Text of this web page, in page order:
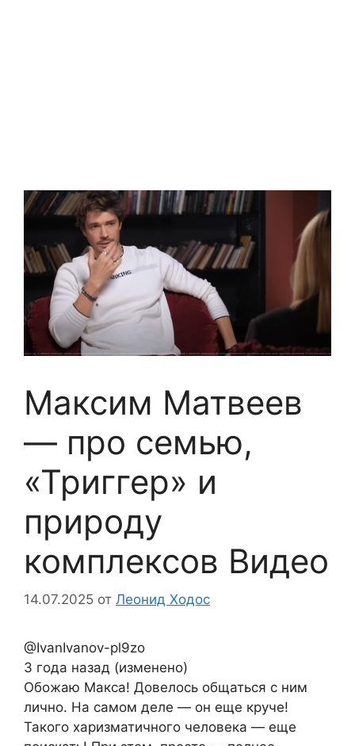
Максим Матвеев
— про семью,
«Триггер» и
природу
комплексов Видео
14.07.2025 от Леонид Ходос
@IvanIvanov-pl9zo
3 года назад (изменено)
Обожаю Макса! Довелось общаться с ним
лично. На самом деле — он еще круче!
Такого харизматичного человека — еще